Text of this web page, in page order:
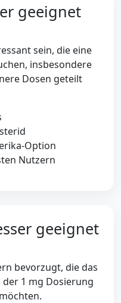
geeignet
sein, die eine
insbesondere
Dosen geteilt
Option
Nutzern
geeignet
bevorzugt, die das
1 mg Dosierung